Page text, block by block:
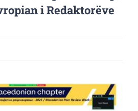
i Redaktorëve